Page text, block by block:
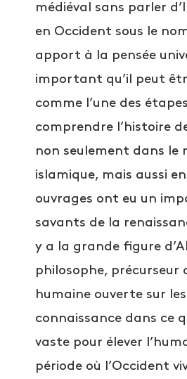
médiéval sans parler
en Occident sous le
apport à la pensée
important qu’il peut
comme l’une des
comprendre l’histoire
non seulement dans le
islamique, mais aussi
ouvrages ont eu un
savants de la
y a la grande figure
philosophe, précurseur
humaine ouverte sur
connaissance dans ce
vaste pour élever
période où l’Occident